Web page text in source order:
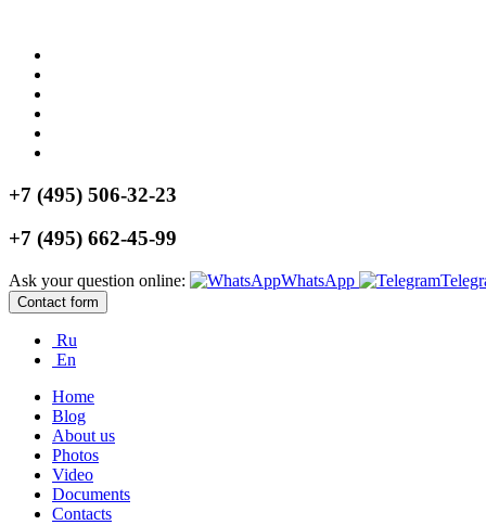
+7 (495) 506-32-23
+7 (495) 662-45-99
Ask your question online: WhatsApp
Contact form
Ru
En
Home
Blog
About us
Photos
Video
Documents
Contacts